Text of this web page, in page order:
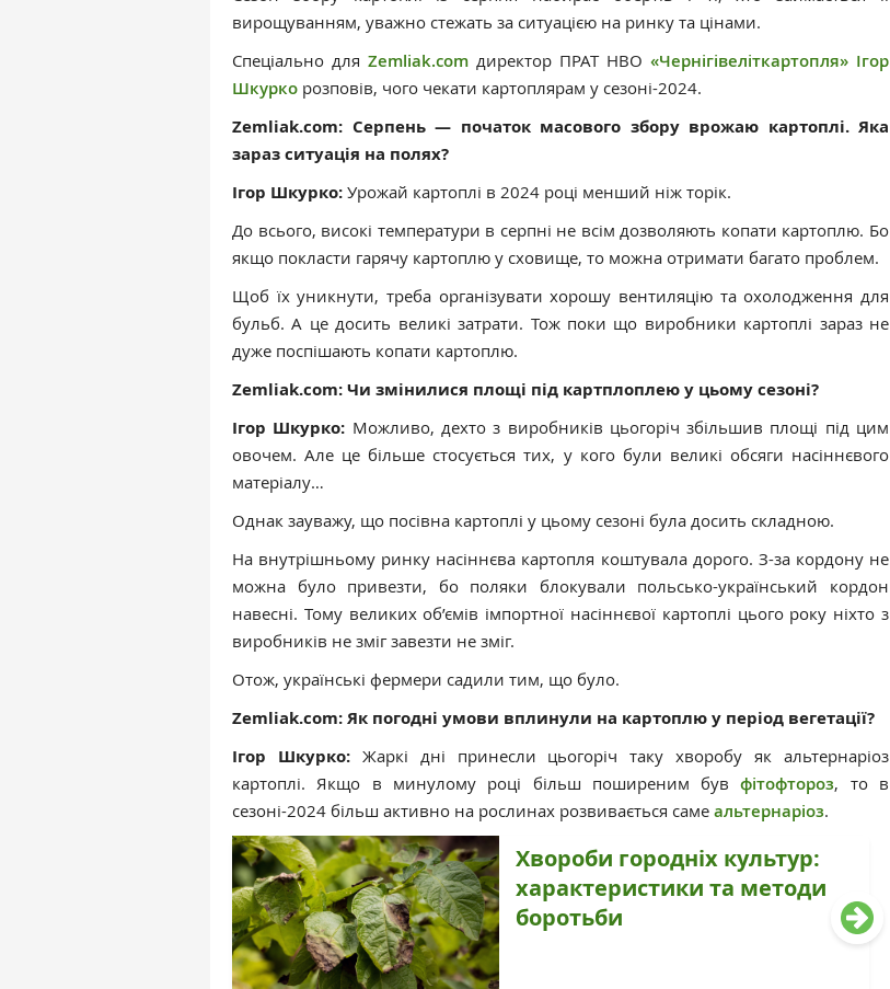
вирощуванням, уважно стежать за ситуацією на ринку та цінами.
Спеціально для Zemliak.com директор ПРАТ НВО «Чернігівеліткартопля» Ігор
Шкурко розповів, чого чекати картоплярам у сезоні-2024.
Zemliak.com: Серпень — початок масового збору врожаю картоплі. Яка
зараз ситуація на полях?
Ігор Шкурко: Урожай картоплі в 2024 році менший ніж торік.
До всього, високі температури в серпні не всім дозволяють копати картоплю. Бо
якщо покласти гарячу картоплю у сховище, то можна отримати багато проблем.
Щоб їх уникнути, треба організувати хорошу вентиляцію та охолодження для
бульб. А це досить великі затрати. Тож поки що виробники картоплі зараз не
дуже поспішають копати картоплю.
Zemliak.com: Чи змінилися площі під картплоплею у цьому сезоні?
Ігор Шкурко: Можливо, дехто з виробників цьогоріч збільшив площі під цим
овочем. Але це більше стосується тих, у кого були великі обсяги насіннєвого
матеріалу…
Однак зауважу, що посівна картоплі у цьому сезоні була досить складною.
На внутрішньому ринку насіннєва картопля коштувала дорого. З-за кордону не
можна було привезти, бо поляки блокували польсько-український кордон
навесні. Тому великих об’ємів імпортної насіннєвої картоплі цього року ніхто з
виробників не зміг завезти не зміг.
Отож, українські фермери садили тим, що було.
Zemliak.com: Як погодні умови вплинули на картоплю у період вегетації?
Ігор Шкурко: Жаркі дні принесли цьогоріч таку хворобу як альтернаріоз
картоплі. Якщо в минулому році більш поширеним бувфітофтороз, то в
сезоні-2024 більш активно на рослинах розвивається саме альтернаріоз.
Хвороби городніх культур:
характеристики та методи
боротьби